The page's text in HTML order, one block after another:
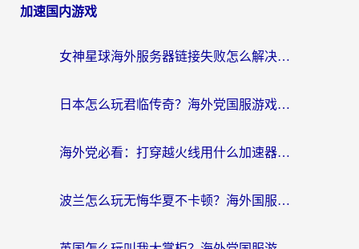
加速国内游戏
女神星球海外服务器链接失败怎么解决？海外党国服游戏加速避坑指南
日本怎么玩君临传奇？海外党国服游戏加速避坑指南（附菲律宾欧洲玩家实测）
海外党必看：打穿越火线用什么加速器？解决延迟卡顿，还能玩奇妙拼图世界和第五人格
波兰怎么玩无悔华夏不卡顿？海外国服游戏加速器终极指南（附征途2萤火突击解决方案）